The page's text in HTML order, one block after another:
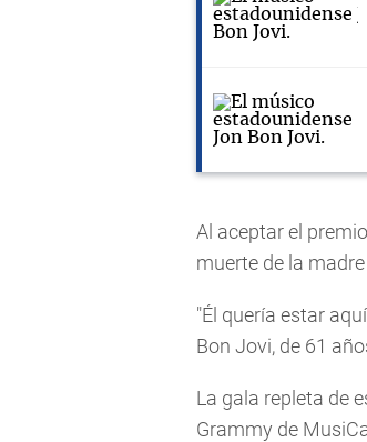
Al aceptar el
muerte de la
"Él quería estar
Bon Jovi, de 61
La gala repleta de
Grammy de